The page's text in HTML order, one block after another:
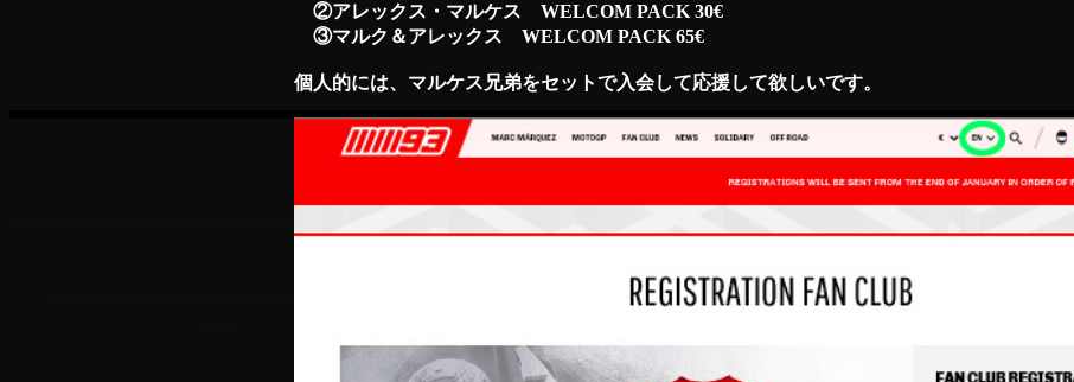
②アレックス・マルケス WELCOM PACK 30€
③マルク＆アレックス WELCOM PACK 65€
個人的には、マルケス兄弟をセットで入会して応援して欲しいです。